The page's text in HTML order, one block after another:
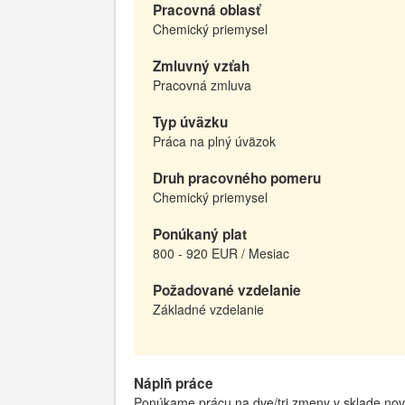
Pracovná oblasť
Chemický priemysel
Zmluvný vzťah
Pracovná zmluva
Typ úväzku
Práca na plný úväzok
Druh pracovného pomeru
Chemický priemysel
Ponúkaný plat
800 - 920 EUR / Mesiac
Požadované vzdelanie
Základné vzdelanie
Náplň práce